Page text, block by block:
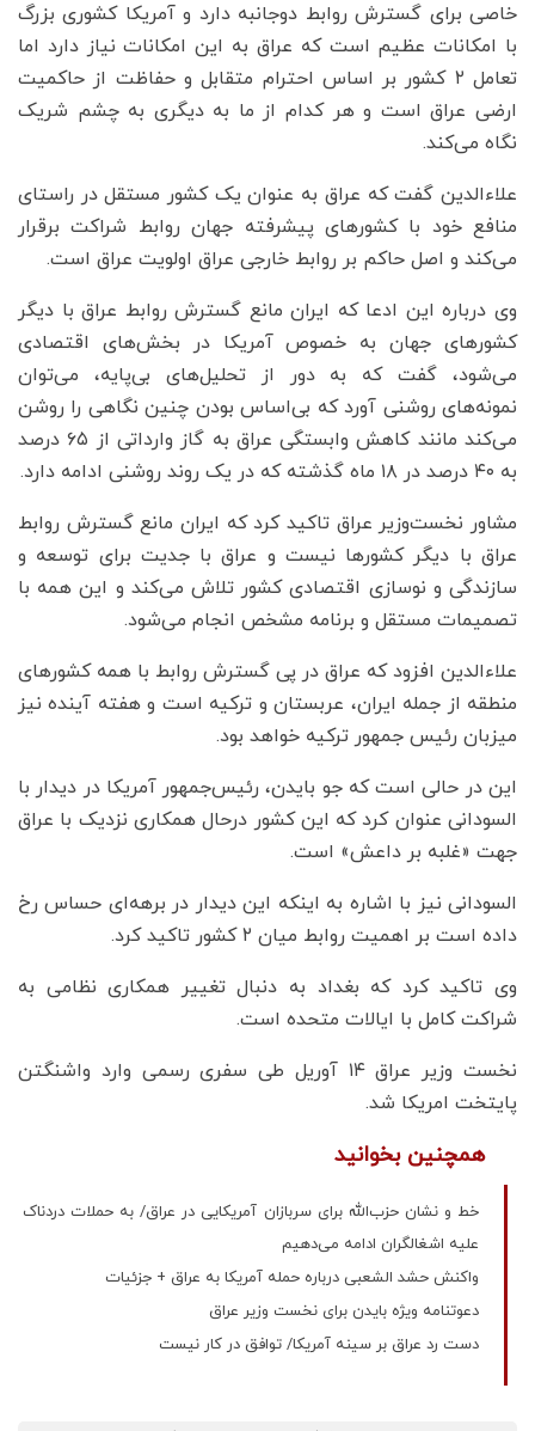
خاصی برای گسترش روابط دوجانبه دارد و آمریکا کشوری بزرگ
با امکانات عظیم است که عراق به این امکانات نیاز دارد اما
تعامل ۲ کشور بر اساس احترام متقابل و حفاظت از حاکمیت
ارضی عراق است و هر کدام از ما به دیگری به چشم شریک
نگاه می‌کند.
علاء‌الدین گفت که عراق به عنوان یک کشور مستقل در راستای
منافع خود با کشورهای پیشرفته جهان روابط شراکت برقرار
می‌کند و اصل حاکم بر روابط خارجی عراق اولویت عراق است.
وی درباره این ادعا که ایران مانع گسترش روابط عراق با دیگر
کشورهای جهان به خصوص آمریکا در بخش‌های اقتصادی
می‌شود، گفت که به دور از تحلیل‌های بی‌پایه، می‌توان
نمونه‌های روشنی آورد که بی‌اساس بودن چنین نگاهی را روشن
می‌کند مانند کاهش وابستگی عراق به گاز وارداتی از ۶۵ درصد
به ۴۰ درصد در ۱۸ ماه گذشته که در یک روند روشنی ادامه دارد.
مشاور نخست‌وزیر عراق تاکید کرد که ایران مانع گسترش روابط
عراق با دیگر کشورها نیست و عراق با جدیت برای توسعه و
سازندگی و نوسازی اقتصادی کشور تلاش می‌کند و این همه با
تصمیمات مستقل و برنامه مشخص انجام می‌شود.
علاء‌الدین افزود که عراق در پی گسترش روابط با همه کشورهای
منطقه از جمله ایران، عربستان و ترکیه است و هفته آینده نیز
میزبان رئیس جمهور ترکیه خواهد بود.
این در حالی است که جو بایدن، رئیس‌جمهور آمریکا در دیدار با
السودانی عنوان کرد که این کشور درحال همکاری نزدیک با عراق
جهت «غلبه بر داعش» است.
السودانی نیز با اشاره به اینکه این دیدار در برهه‌ای حساس رخ
داده است بر اهمیت روابط میان ۲ کشور تاکید کرد.
وی تاکید کرد که بغداد به دنبال تغییر همکاری نظامی به
شراکت کامل با ایالات متحده است.
نخست وزیر عراق ۱۴ آوریل طی سفری رسمی وارد واشنگتن
پایتخت امریکا شد.
همچنین بخوانید
خط و نشان حزب‌الله برای سربازان آمریکایی در عراق/ به حملات دردناک
علیه‌ اشغالگران ادامه می‌دهیم
واکنش حشد الشعبی درباره حمله آمریکا به عراق + جزئیات
دعوتنامه ویژه بایدن برای نخست وزیر عراق
دست رد عراق بر سینه آمریکا/ توافق در کار نیست